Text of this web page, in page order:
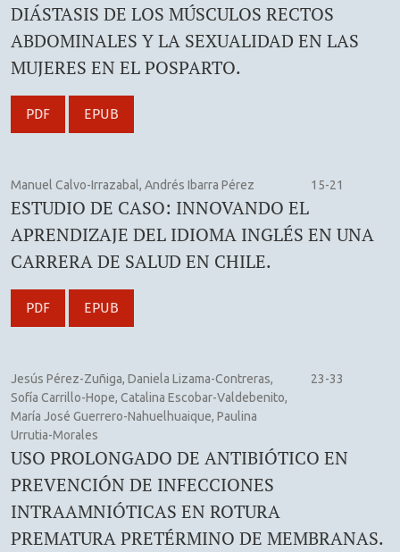
DIÁSTASIS DE LOS MÚSCULOS RECTOS
ABDOMINALES Y LA SEXUALIDAD EN LAS
MUJERES EN EL POSPARTO.
PDF EPUB
Manuel Calvo-Irrazabal, Andrés Ibarra Pérez 15-21
ESTUDIO DE CASO: INNOVANDO EL
APRENDIZAJE DEL IDIOMA INGLÉS EN UNA
CARRERA DE SALUD EN CHILE.
PDF EPUB
Jesús Pérez-Zuñiga, Daniela Lizama-Contreras,
Sofía Carrillo-Hope, Catalina Escobar-Valdebenito,
María José Guerrero-Nahuelhuaique, Paulina
Urrutia-Morales
23-33
USO PROLONGADO DE ANTIBIÓTICO EN
PREVENCIÓN DE INFECCIONES
INTRAAMNIÓTICAS EN ROTURA
PREMATURA PRETÉRMINO DE MEMBRANAS.